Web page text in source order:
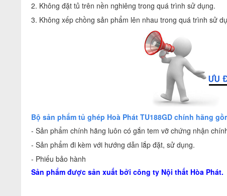
2. Không đặt tủ trên nền nghiêng trong quá trình sử dụng.
3. Không xếp chồng sản phẩm lên nhau trong quá trình sử
Bộ sản phẩm tủ ghép Hoà Phát TU188GD chính hãng
- Sản phẩm chính hãng luôn có gắn tem vỡ chứng nhận
- Sản phẩm đi kèm với hướng dẫn lắp đặt, sử dụng.
- Phiếu bảo hành
Sản phẩm được sản xuất bởi công ty Nội thất Hòa Phát.